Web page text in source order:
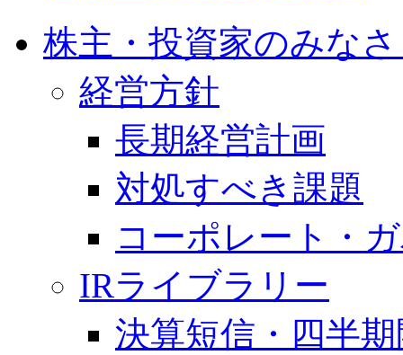
株主・投資家のみな
経営方針
長期経営計画
対処すべき課題
コーポレート・
IRライブラリー
決算短信・四半